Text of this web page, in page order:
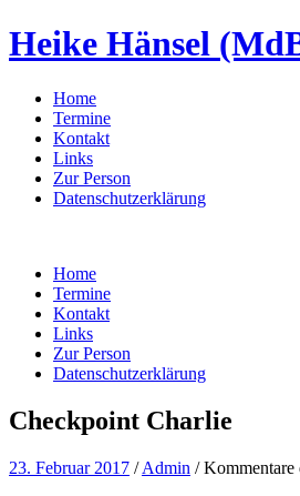
Heike Hänsel
Home
Termine
Kontakt
Links
Zur Person
Datenschutzerklärung
Home
Termine
Kontakt
Links
Zur Person
Datenschutzerklärung
Checkpoint Charlie
23. Februar 2017 /Admin / Kommentare